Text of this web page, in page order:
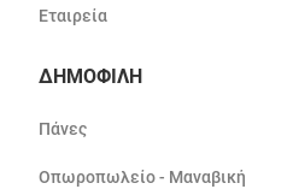
Εταιρεία
ΔΗΜΟΦΙΛΗ
Πάνες
Οπωροπωλείο - Μαναβική